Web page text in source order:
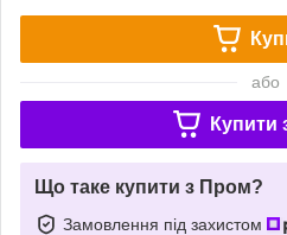
або
Купити
Що таке купити з Пром?
Замовлення під захистом